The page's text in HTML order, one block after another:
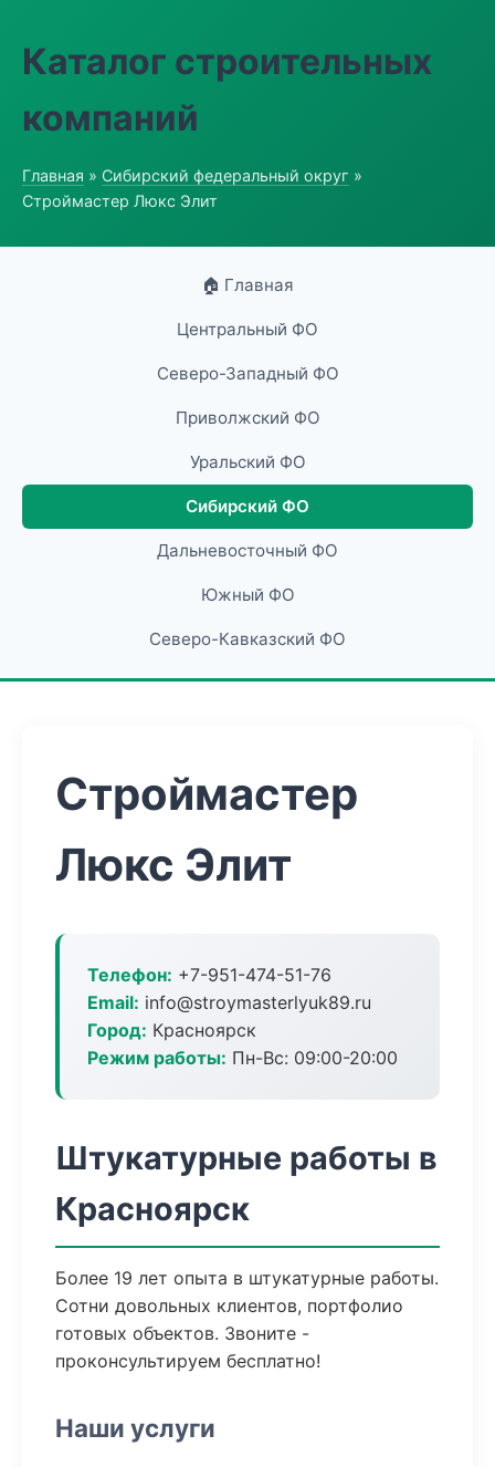
Каталог строительных
компаний
Главная » Сибирский федеральный округ »
Строймастер Люкс Элит
🏠 Главная
Центральный ФО
Северо-Западный ФО
Приволжский ФО
Уральский ФО
Сибирский ФО
Дальневосточный ФО
Южный ФО
Северо-Кавказский ФО
Строймастер
Люкс Элит
Телефон: +7-951-474-51-76
Email: info@stroymasterlyuk89.ru
Город: Красноярск
Режим работы: Пн-Вс: 09:00-20:00
Штукатурные работы в
Красноярск
Более 19 лет опыта в штукатурные работы.
Сотни довольных клиентов, портфолио
готовых объектов. Звоните -
проконсультируем бесплатно!
Наши услуги